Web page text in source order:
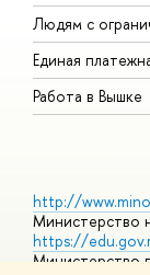
Людям с
Единая
Работа в Вышке
http://
Министерство
https://
Министерство